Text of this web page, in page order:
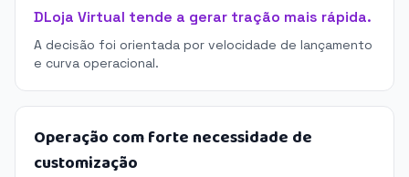
DLoja Virtual tende a gerar tração mais rápida.
A decisão foi orientada por velocidade de lançamento
e curva operacional.
Operação com forte necessidade de
customização